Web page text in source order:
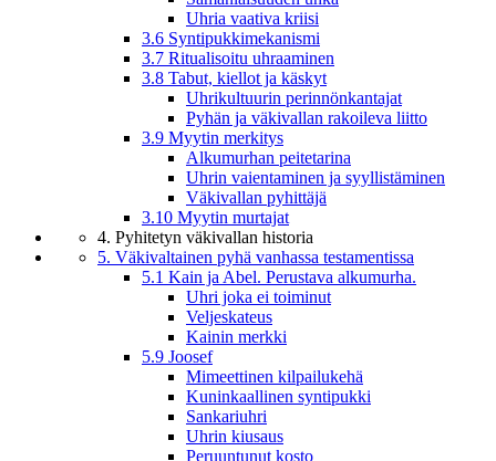
Uhria vaativa kriisi
3.6 Syntipukkimekanismi
3.7 Ritualisoitu uhraaminen
3.8 Tabut, kiellot ja käskyt
Uhrikultuurin perinnönkantajat
Pyhän ja väkivallan rakoileva liitto
3.9 Myytin merkitys
Alkumurhan peitetarina
Uhrin vaientaminen ja syyllistäminen
Väkivallan pyhittäjä
3.10 Myytin murtajat
4. Pyhitetyn väkivallan historia
5. Väkivaltainen pyhä vanhassa testamentissa
5.1 Kain ja Abel. Perustava alkumurha.
Uhri joka ei toiminut
Veljeskateus
Kainin merkki
5.9 Joosef
Mimeettinen kilpailukehä
Kuninkaallinen syntipukki
Sankariuhri
Uhrin kiusaus
Peruuntunut kosto